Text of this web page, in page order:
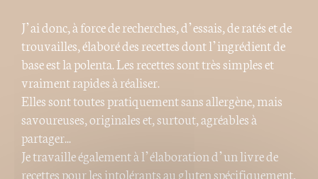
J’ai donc, à force de recherches, d’essais, de ratés et de
trouvailles, élaboré des recettes dont l’ingrédient de
base est la polenta. Les recettes sont très simples et
vraiment rapides à réaliser.
Elles sont toutes pratiquement sans allergène, mais
savoureuses, originales et, surtout, agréables à
partager...
Je travaille également à l’élaboration d’un livre de
recettes pour les intolérants au gluten spécifiquement,